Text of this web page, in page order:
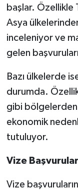
başlar. Özellikle
Asya
inceleniyor ve
gelen
Bazı ülkelerde
durumda.
gibi bölgelerden
ekonomik
tutuluyor.
Vize
Vize